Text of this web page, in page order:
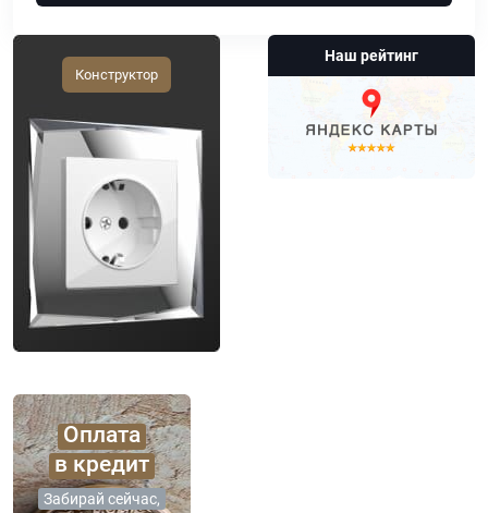
Конструктор
Наш рейтинг
Оплата
в кредит
Забирай сейчас,